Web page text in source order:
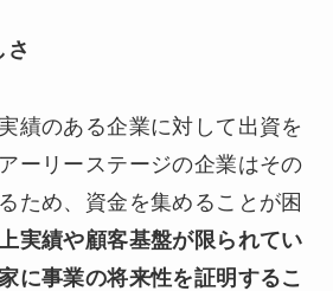
さ
績のある企業に対して出資を
ーリーステージの企業はその
ため、資金を集めることが困
実績や顧客基盤が限られてい
に事業の将来性を証明するこ